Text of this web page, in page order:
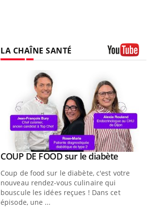
LA CHAÎNE SANTÉ
Youtube
COUP DE FOOD sur le diabèteYoutube
Coup de food sur le diabète, c'est votre
nouveau rendez-vous culinaire qui
bouscule les idées reçues ! Dans cet
épisode, une ...